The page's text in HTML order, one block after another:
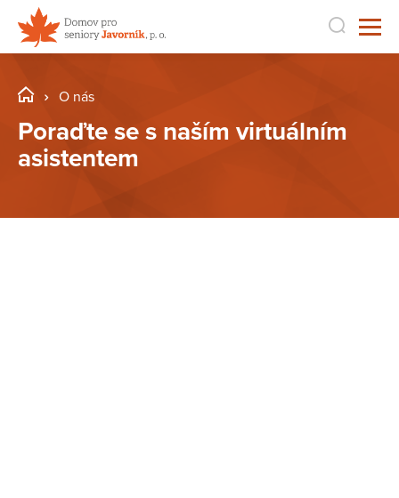
O nás
Poraďte se s naším virtuálním
asistentem